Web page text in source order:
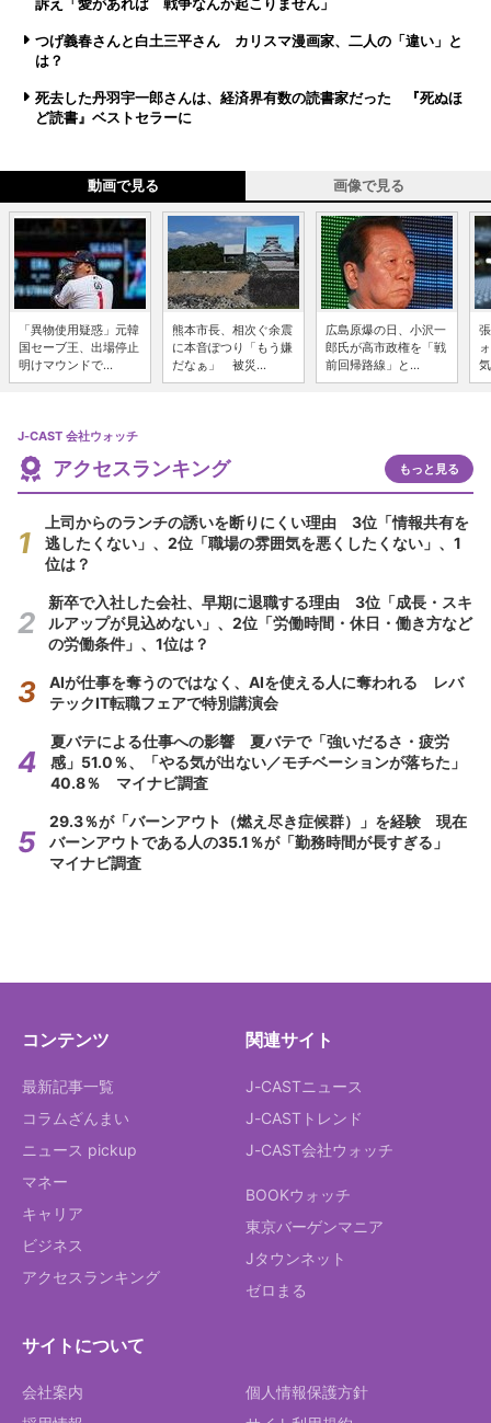
つげ義春さんと白土三平さん カリスマ漫画家、二人の「違い」と
は？
死去した丹羽宇一郎さんは、経済界有数の読書家だった 『死ぬほ
ど読書』ベストセラーに
動画で見る 画像で見る
「異物使用疑惑」元韓
国セーブ王、出場停止
明けマウンドで...
熊本市長、相次ぐ余震
に本音ぽつり「もう嫌
だなぁ」 被災...
広島原爆の日、小沢一
郎氏が高市政権を「戦
前回帰路線」と...
J-CAST 会社ウォッチ
アクセスランキング もっと見る
上司からのランチの誘いを断りにくい理由 3位「情報共有を
逃したくない」、2位「職場の雰囲気を悪くしたくない」、1
位は？
新卒で入社した会社、早期に退職する理由 3位「成長・スキ
ルアップが見込めない」、2位「労働時間・休日・働き方など
の労働条件」、1位は？
AIが仕事を奪うのではなく、AIを使える人に奪われる レバ
テックIT転職フェアで特別講演会
夏バテによる仕事への影響 夏バテで「強いだるさ・疲労
感」51.0％、「やる気が出ない／モチベーションが落ちた」
40.8％ マイナビ調査
29.3％が「バーンアウト（燃え尽き症候群）」を経験 現在
バーンアウトである人の35.1％が「勤務時間が長すぎる」
マイナビ調査
コンテンツ
最新記事一覧
コラムざんまい
ニュース pickup
マネー
キャリア
ビジネス
アクセスランキング
関連サイト
J-CASTニュース
J-CASTトレンド
J-CAST会社ウォッチ
BOOKウォッチ
東京バーゲンマニア
Jタウンネット
ゼロまる
サイトについて
会社案内
個人情報保護方針